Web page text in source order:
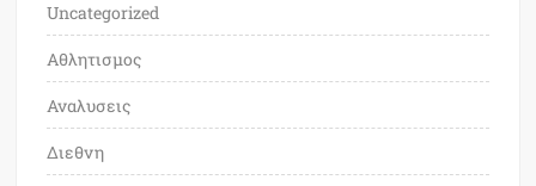
Uncategorized
Αθλητισμος
Αναλυσεις
Διεθνη